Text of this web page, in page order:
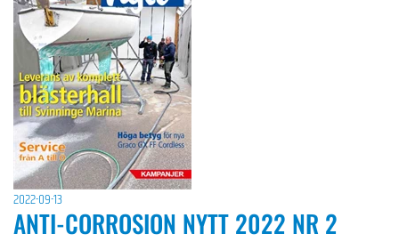
2022-09-13
ANTI-CORROSION NYTT 2022 NR 2